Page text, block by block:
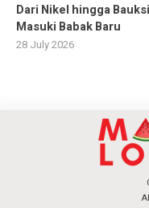
Dari Nikel hingga
Masuki Babak Baru
28 July 2026